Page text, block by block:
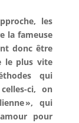
les
la fameuse
donc être
le plus vite
qui
ci, on
», qui
pour